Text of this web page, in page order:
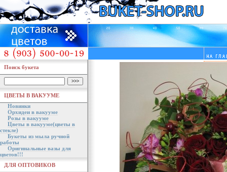
Поиск букета
ЦВЕТЫ В ВАКУУМЕ
Новинки
Орхидеи в вакууме
Розы в вакууме
Цветы в вакууме(цветы в
стекле)
Букеты из мыла ручной
работы
Оригинальные вазы для
цветов!!!
ДЛЯ ОПТОВИКОВ